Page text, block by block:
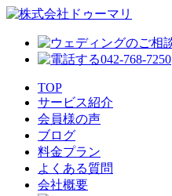
042-768-7250
TOP
サービス紹介
会員様の声
ブログ
料金プラン
よくある質問
会社概要